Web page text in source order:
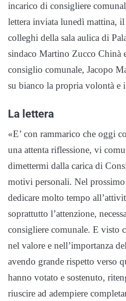
incarico di consigliere
lettera inviata lunedì mattina,
colleghi della sala aulica di
sindaco Martino Zucco Chinà
consiglio comunale, Jacopo
su bianco la propria volontà e
La lettera
«E’ con rammarico che oggi
una attenta riflessione, vi
dimettermi dalla carica di
motivi personali. Nel
dedicare molto tempo
soprattutto l’attenzione,
consigliere comunale. E visto
nel valore e nell’importanza
avendo grande rispetto verso
hanno votato e sostenuto,
riuscire ad adempiere